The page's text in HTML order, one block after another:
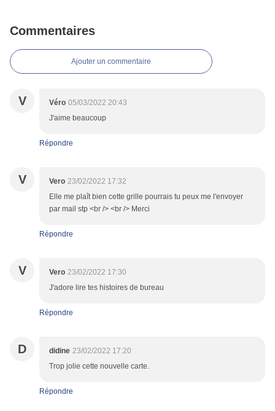
Commentaires
Ajouter un commentaire
V Véro 05/03/2022 20:43
J'aime beaucoup
Répondre
V Vero 23/02/2022 17:32
Elle me plaît bien cette grille pourrais tu peux me l'envoyer
par mail stp <br /> <br /> Merci
Répondre
V Vero 23/02/2022 17:30
J'adore lire tes histoires de bureau
Répondre
D didine 23/02/2022 17:20
Trop jolie cette nouvelle carte.
Répondre